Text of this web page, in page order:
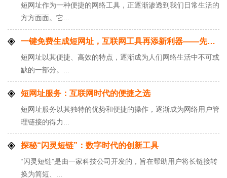
短网址作为一种便捷的网络工具，正逐渐渗透到我们日常生活的
方方面面。它...
一键免费生成短网址，互联网工具再添新利器——先风短网址生成工具
短网址以其便捷、高效的特点，逐渐成为人们网络生活中不可或
缺的一部分。...
短网址服务：互联网时代的便捷之选
短网址服务以其独特的优势和便捷的操作，逐渐成为网络用户管
理链接的得力...
探秘“闪灵短链”：数字时代的创新工具
“闪灵短链”是由一家科技公司开发的，旨在帮助用户将长链接转
换为简短、...